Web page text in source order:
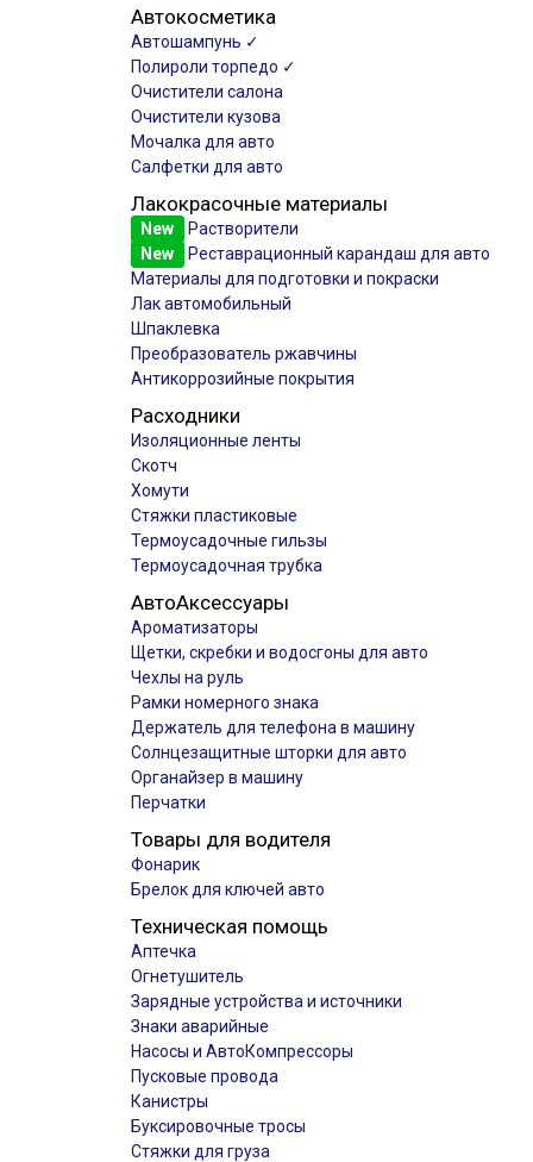
Автокосметика
Автошампунь ✓
Полироли торпедо ✓
Очистители салона
Очистители кузова
Мочалка для авто
Салфетки для авто
Лакокрасочные материалы
New
Растворители
New
Реставрационный карандаш для авто
Материалы для подготовки и покраски
Лак автомобильный
Шпаклевка
Преобразователь ржавчины
Антикоррозийные покрытия
Расходники
Изоляционные ленты
Скотч
Хомути
Стяжки пластиковые
Термоусадочные гильзы
Термоусадочная трубка
АвтоАксессуары
Ароматизаторы
Щетки, скребки и водосгоны для авто
Чехлы на руль
Рамки номерного знака
Держатель для телефона в машину
Солнцезащитные шторки для авто
Органайзер в машину
Перчатки
Товары для водителя
Фонарик
Брелок для ключей авто
Техническая помощь
Аптечка
Огнетушитель
Зарядные устройства и источники
Знаки аварийные
Насосы и АвтоКомпрессоры
Пусковые провода
Канистры
Буксировочные тросы
Стяжки для груза